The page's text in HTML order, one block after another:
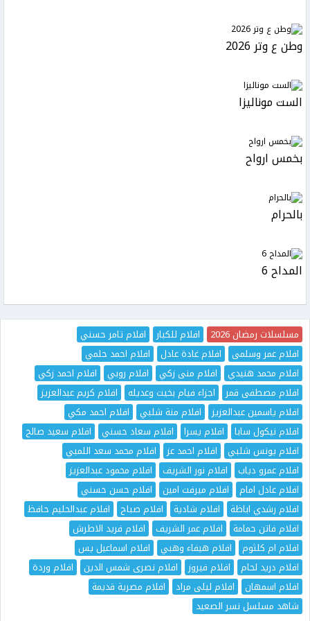
وطن ع وتر 2026
الست موناليزا
بخمس ارواح
بالحرام
المداح 6
مسلسلات رمضان 2026 افلام للكبار
افلام تامر حسني
افلام عمر وسلمى
افلام غادة عادل
افلام احمد حلمي
افلام محمد هنيدي
افلام منى زكي افلام روبي
افلام احمد زكي
افلام مصطفى قمر
اجزاء فيام بخيت وعديله
افلام كريم عبدالعزيز
افلام ياسمين عبدالعزيز
افلام منة شلبي
افلام احمد مكي
افلام نيكول سابا
افلام يسرا افلام سعاد حسني
افلام سعيد صالح
افلام يونس شلبي
افلام احمد عز
افلام محمد سعد اللمبي
افلام عمرو دياب
افلام نور الشريف
افلام محمود عبدالعزيز
افلام عادل امام
افلام ميرفت امين
افلام حسن حسني
افلام رشدي اباظة
افلام شادية افلام صباح
افلام عبدالحليم حافظ
افلام فاتن حمامة
افلام عمر الشريف
افلام فريد الاطرش
افلام ام كلثوم
افلام هيفاء وهبي
افلام اسماعيل يس
افلام دريد لحام
افلام فيروز افلام نصرى شمس الدين
افلام وردة
افلام اسمهان
افلام ليلى مراد
افلام مصرية قديمة
شاهد مسلسل نسر الصعيد